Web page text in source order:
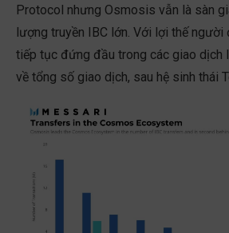
Protocol nhưng Osmosis vẫn là sàn
lượng truyền IBC lớn. Với lợi thế
tiếp tục đứng đầu trong các giao dịch
về tổng số giao dịch, sau hệ sinh thái